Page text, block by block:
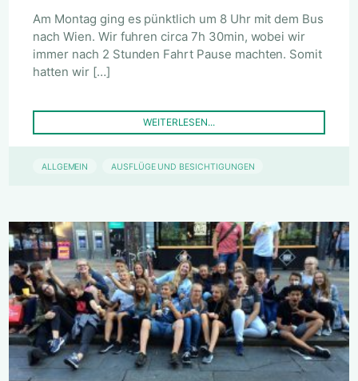
Am Montag ging es pünktlich um 8 Uhr mit dem Bus
nach Wien. Wir fuhren circa 7h 30min, wobei wir
immer nach 2 Stunden Fahrt Pause machten. Somit
hatten wir […]
WEITERLESEN...
ALLGEMEIN AUSFLÜGE UND BESICHTIGUNGEN